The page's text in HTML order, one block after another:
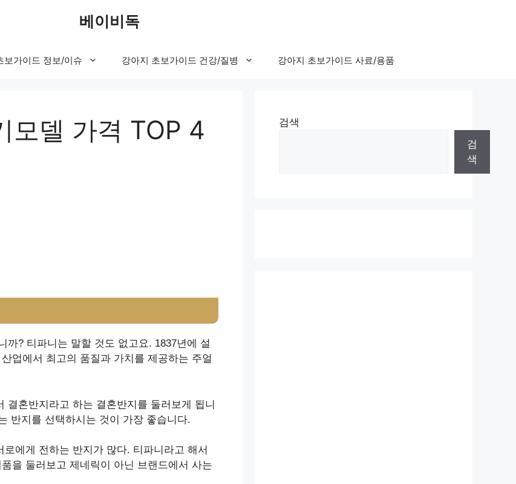
베이비독
보가이드 정보/이슈 강아지 초보가이드 건강/질병 강아지 초보가이드 사료/용품
모델 가격 TOP 4
까? 티파니는 말할 것도 없고요. 1837년에 설
업에서 최고의 품질과 가치를 제공하는 주얼
결혼반지라고 하는 결혼반지를 둘러보게 됩니
반지를 선택하시는 것이 가장 좋습니다.
에게 전하는 반지가 많다. 티파니라고 해서
을 둘러보고 제네릭이 아닌 브랜드에서 사는
검색
검
색